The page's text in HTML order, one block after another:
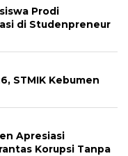
Prodi
di Studenpreneur
STMIK Kebumen
Apresiasi
Korupsi Tanpa